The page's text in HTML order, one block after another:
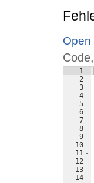
Open
1
2
3
4
5
6
7
8
9
10
11
12
13
14